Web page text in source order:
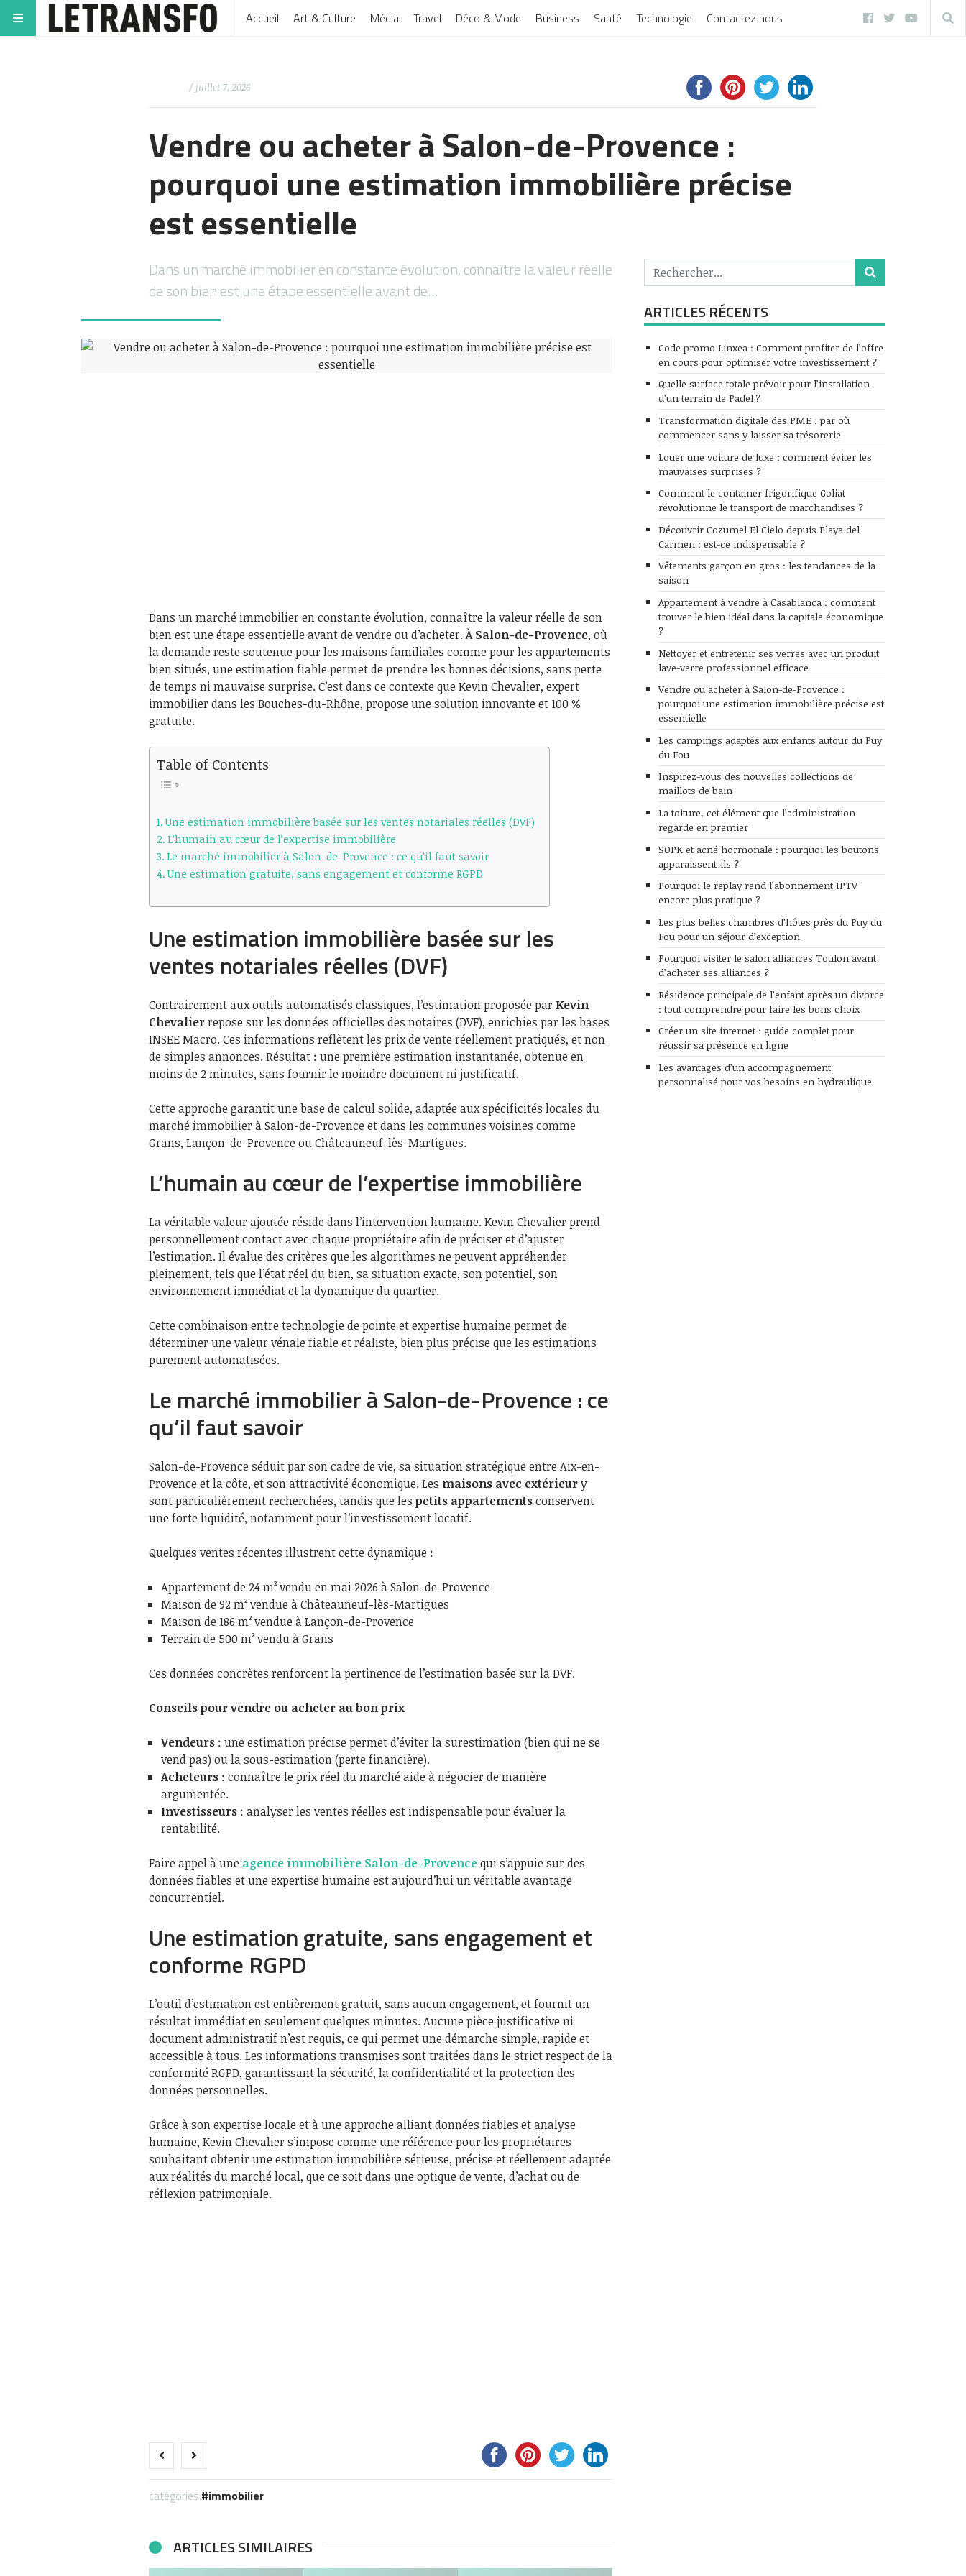
Accueil Art & Culture Média Travel Déco & Mode Business Santé Technologie Contactez nous
/ juillet 7, 2026
Vendre ou acheter à Salon-de-Provence :
pourquoi une estimation immobilière précise
est essentielle
Dans un marché immobilier en constante évolution, connaître la valeur réelle
de son bien est une étape essentielle avant de…
Dans un marché immobilier en constante évolution, connaître la valeur réelle de son
bien est une étape essentielle avant de vendre ou d’acheter. ÀSalon-de-Provence, où
la demande reste soutenue pour les maisons familiales comme pour les appartements
bien situés, une estimation fiable permet de prendre les bonnes décisions, sans perte
de temps ni mauvaise surprise. C’est dans ce contexte que Kevin Chevalier, expert
immobilier dans les Bouches-du-Rhône, propose une solution innovante et 100 %
gratuite.
Table of Contents
Une estimation immobilière basée sur les ventes notariales réelles (DVF)
L’humain au cœur de l’expertise immobilière
Le marché immobilier à Salon-de-Provence : ce qu’il faut savoir
Une estimation gratuite, sans engagement et conforme RGPD
Une estimation immobilière basée sur les
ventes notariales réelles (DVF)
Contrairement aux outils automatisés classiques, l’estimation proposée par Kevin
Chevalierrepose sur les données officielles des notaires (DVF), enrichies par les bases
INSEE Macro. Ces informations reflètent les prix de vente réellement pratiqués, et non
de simples annonces. Résultat : une première estimation instantanée, obtenue en
moins de 2 minutes, sans fournir le moindre document ni justificatif.
Cette approche garantit une base de calcul solide, adaptée aux spécificités locales du
marché immobilier à Salon-de-Provence et dans les communes voisines comme
Grans, Lançon-de-Provence ou Châteauneuf-lès-Martigues.
L’humain au cœur de l’expertise immobilière
La véritable valeur ajoutée réside dans l’intervention humaine. Kevin Chevalier prend
personnellement contact avec chaque propriétaire afin de préciser et d’ajuster
l’estimation. Il évalue des critères que les algorithmes ne peuvent appréhender
pleinement, tels que l’état réel du bien, sa situation exacte, son potentiel, son
environnement immédiat et la dynamique du quartier.
Cette combinaison entre technologie de pointe et expertise humaine permet de
déterminer une valeur vénale fiable et réaliste, bien plus précise que les estimations
purement automatisées.
Le marché immobilier à Salon-de-Provence : ce
qu’il faut savoir
Salon-de-Provence séduit par son cadre de vie, sa situation stratégique entre Aix-en-
Provence et la côte, et son attractivité économique. Les maisons avec extérieury
sont particulièrement recherchées, tandis que les petits appartementsconservent
une forte liquidité, notamment pour l’investissement locatif.
Quelques ventes récentes illustrent cette dynamique :
Appartement de 24 m² vendu en mai 2026 à Salon-de-Provence
Maison de 92 m² vendue à Châteauneuf-lès-Martigues
Maison de 186 m² vendue à Lançon-de-Provence
Terrain de 500 m² vendu à Grans
Ces données concrètes renforcent la pertinence de l’estimation basée sur la DVF.
Conseils pour vendre ou acheter au bon prix
Vendeurs : une estimation précise permet d’éviter la surestimation (bien qui ne se
vend pas) ou la sous-estimation (perte financière).
Acheteurs : connaître le prix réel du marché aide à négocier de manière
argumentée.
Investisseurs : analyser les ventes réelles est indispensable pour évaluer la
rentabilité.
Faire appel à une agence immobilière Salon-de-Provencequi s’appuie sur des
données fiables et une expertise humaine est aujourd’hui un véritable avantage
concurrentiel.
Une estimation gratuite, sans engagement et
conforme RGPD
L’outil d’estimation est entièrement gratuit, sans aucun engagement, et fournit un
résultat immédiat en seulement quelques minutes. Aucune pièce justificative ni
document administratif n’est requis, ce qui permet une démarche simple, rapide et
accessible à tous. Les informations transmises sont traitées dans le strict respect de la
conformité RGPD, garantissant la sécurité, la confidentialité et la protection des
données personnelles.
Grâce à son expertise locale et à une approche alliant données fiables et analyse
humaine, Kevin Chevalier s’impose comme une référence pour les propriétaires
souhaitant obtenir une estimation immobilière sérieuse, précise et réellement adaptée
aux réalités du marché local, que ce soit dans une optique de vente, d’achat ou de
réflexion patrimoniale.
catégories: immobilier
ARTICLES SIMILAIRES
ARTICLES RÉCENTS
Code promo Linxea : Comment profiter de l’offre
en cours pour optimiser votre investissement ?
Quelle surface totale prévoir pour l’installation
d’un terrain de Padel ?
Transformation digitale des PME : par où
commencer sans y laisser sa trésorerie
Louer une voiture de luxe : comment éviter les
mauvaises surprises ?
Comment le container frigorifique Goliat
révolutionne le transport de marchandises ?
Découvrir Cozumel El Cielo depuis Playa del
Carmen : est-ce indispensable ?
Vêtements garçon en gros : les tendances de la
saison
Appartement à vendre à Casablanca : comment
trouver le bien idéal dans la capitale économique
?
Nettoyer et entretenir ses verres avec un produit
lave-verre professionnel efficace
Vendre ou acheter à Salon-de-Provence :
pourquoi une estimation immobilière précise est
essentielle
Les campings adaptés aux enfants autour du Puy
du Fou
Inspirez-vous des nouvelles collections de
maillots de bain
La toiture, cet élément que l’administration
regarde en premier
SOPK et acné hormonale : pourquoi les boutons
apparaissent-ils ?
Pourquoi le replay rend l’abonnement IPTV
encore plus pratique ?
Les plus belles chambres d’hôtes près du Puy du
Fou pour un séjour d’exception
Pourquoi visiter le salon alliances Toulon avant
d’acheter ses alliances ?
Résidence principale de l’enfant après un divorce
: tout comprendre pour faire les bons choix
Créer un site internet : guide complet pour
réussir sa présence en ligne
Les avantages d’un accompagnement
personnalisé pour vos besoins en hydraulique